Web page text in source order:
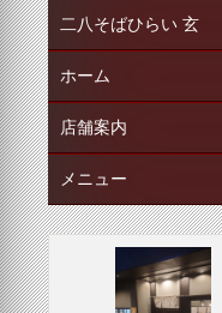
二八そばひらい 玄
ホーム
店舗案内
メニュー